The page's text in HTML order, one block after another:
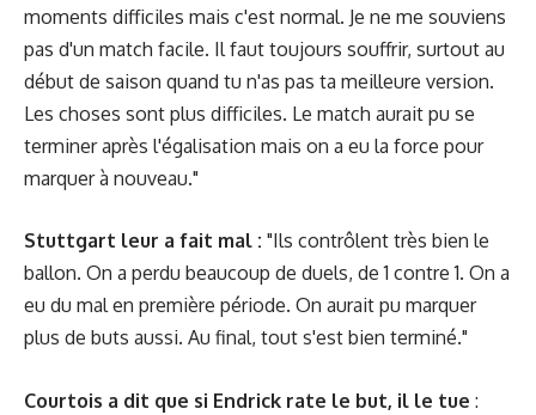
moments difficiles mais c'est normal. Je ne me souviens
pas d'un match facile. Il faut toujours souffrir, surtout au
début de saison quand tu n'as pas ta meilleure version.
Les choses sont plus difficiles. Le match aurait pu se
terminer après l'égalisation mais on a eu la force pour
marquer à nouveau."
Stuttgart leur a fait mal : "Ils contrôlent très bien le
ballon. On a perdu beaucoup de duels, de 1 contre 1. On a
eu du mal en première période. On aurait pu marquer
plus de buts aussi. Au final, tout s'est bien terminé."
Courtois a dit que si Endrick rate le but, il le tue :